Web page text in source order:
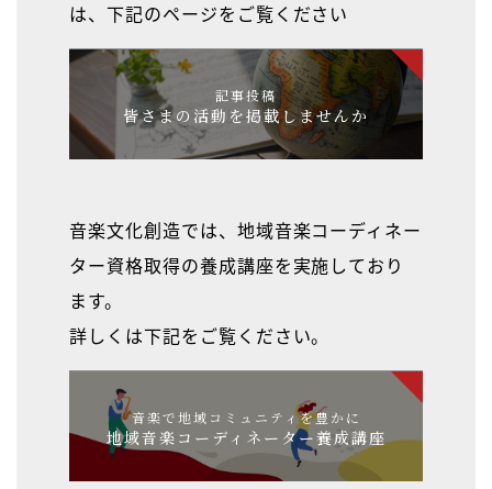
は、下記のページをご覧ください
記事投稿
皆さまの活動を掲載しませんか
音楽文化創造では、地域音楽コーディネー
ター資格取得の養成講座を実施しており
ます。
詳しくは下記をご覧ください。
音楽で地域コミュニティを豊かに
地域音楽コーディネーター養成講座